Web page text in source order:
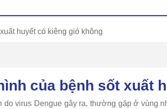
của bệnh sốt xuất
do virus Dengue gây ra, thường gặp ở vùng